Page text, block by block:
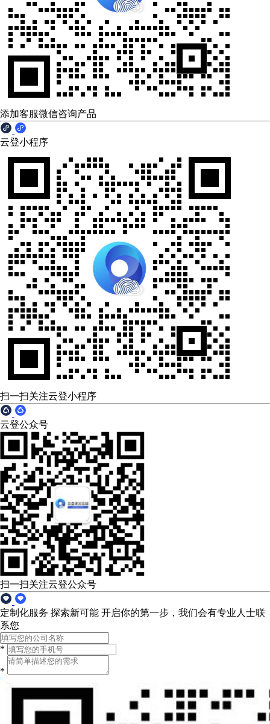
添加客服微信咨询产品
云登小程序
扫一扫关注云登小程序
云登公众号
扫一扫关注云登公众号
定制化服务 探索新可能 开启你的第一步，我们会有专业人士联
系您
*
*